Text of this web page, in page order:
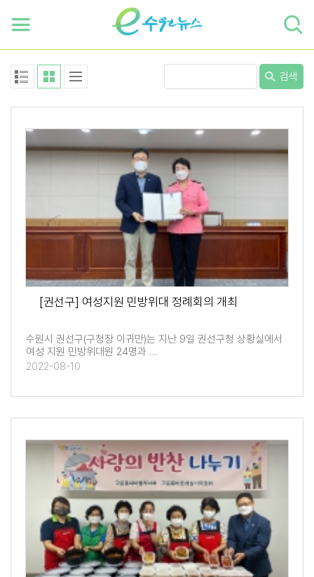
검색
[권선구] 여성지원 민방위대 정례회의 개최
수원시 권선구(구청장 이귀만)는 지난 9일 권선구청 상황실에서
여성 지원 민방위대원 24명과 …
2022-08-10